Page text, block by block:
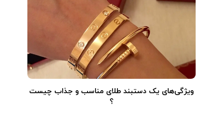
ویژگی‌های یک دستبند طلای مناسب و جذاب چیست
؟